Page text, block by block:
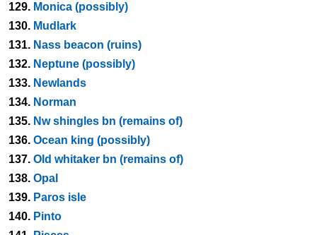
129. Monica (possibly)
130. Mudlark
131. Nass beacon (ruins)
132. Neptune (possibly)
133. Newlands
134. Norman
135. Nw shingles bn (remains of)
136. Ocean king (possibly)
137. Old whitaker bn (remains of)
138. Opal
139. Paros isle
140. Pinto